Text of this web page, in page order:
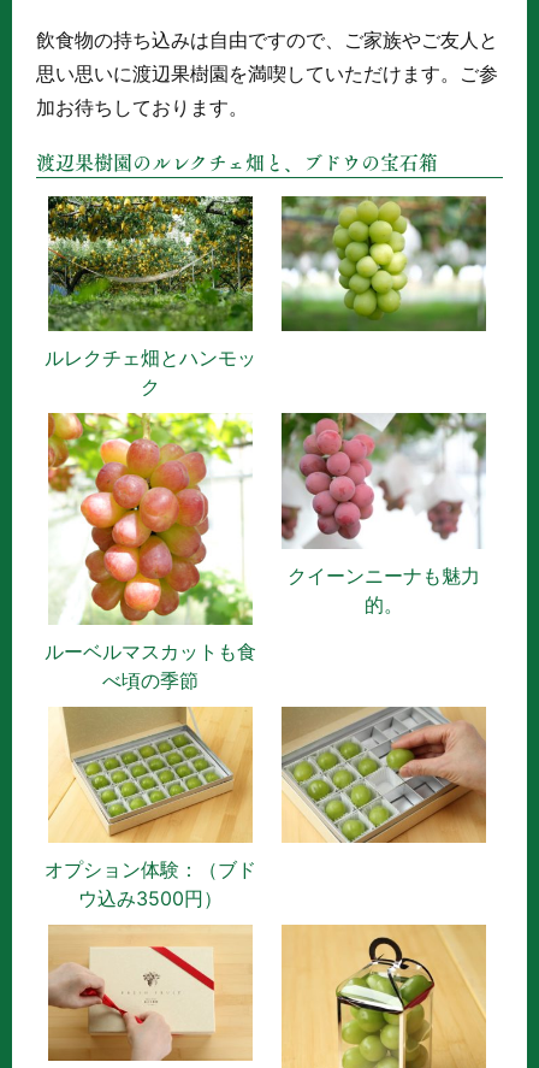
飲食物の持ち込みは自由ですので、ご家族やご友人と
思い思いに渡辺果樹園を満喫していただけます。ご参
加お待ちしております。
渡辺果樹園のルレクチェ畑と、ブドウの宝石箱
ルレクチェ畑とハンモッ
ク
ルーベルマスカットも食
べ頃の季節
クイーンニーナも魅力
的。
オプション体験：（ブド
ウ込み3500円）